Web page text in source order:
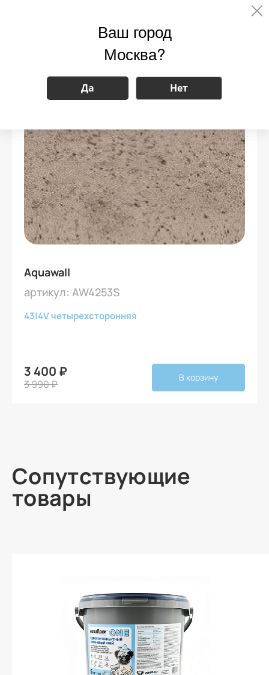
Aquawall
артикул: AW4253S
43|4V четырехсторонняя
3 400 ₽
3 990 ₽
В корзину
Сопутствующие
товары
Ваш город
Москва?
Да Нет